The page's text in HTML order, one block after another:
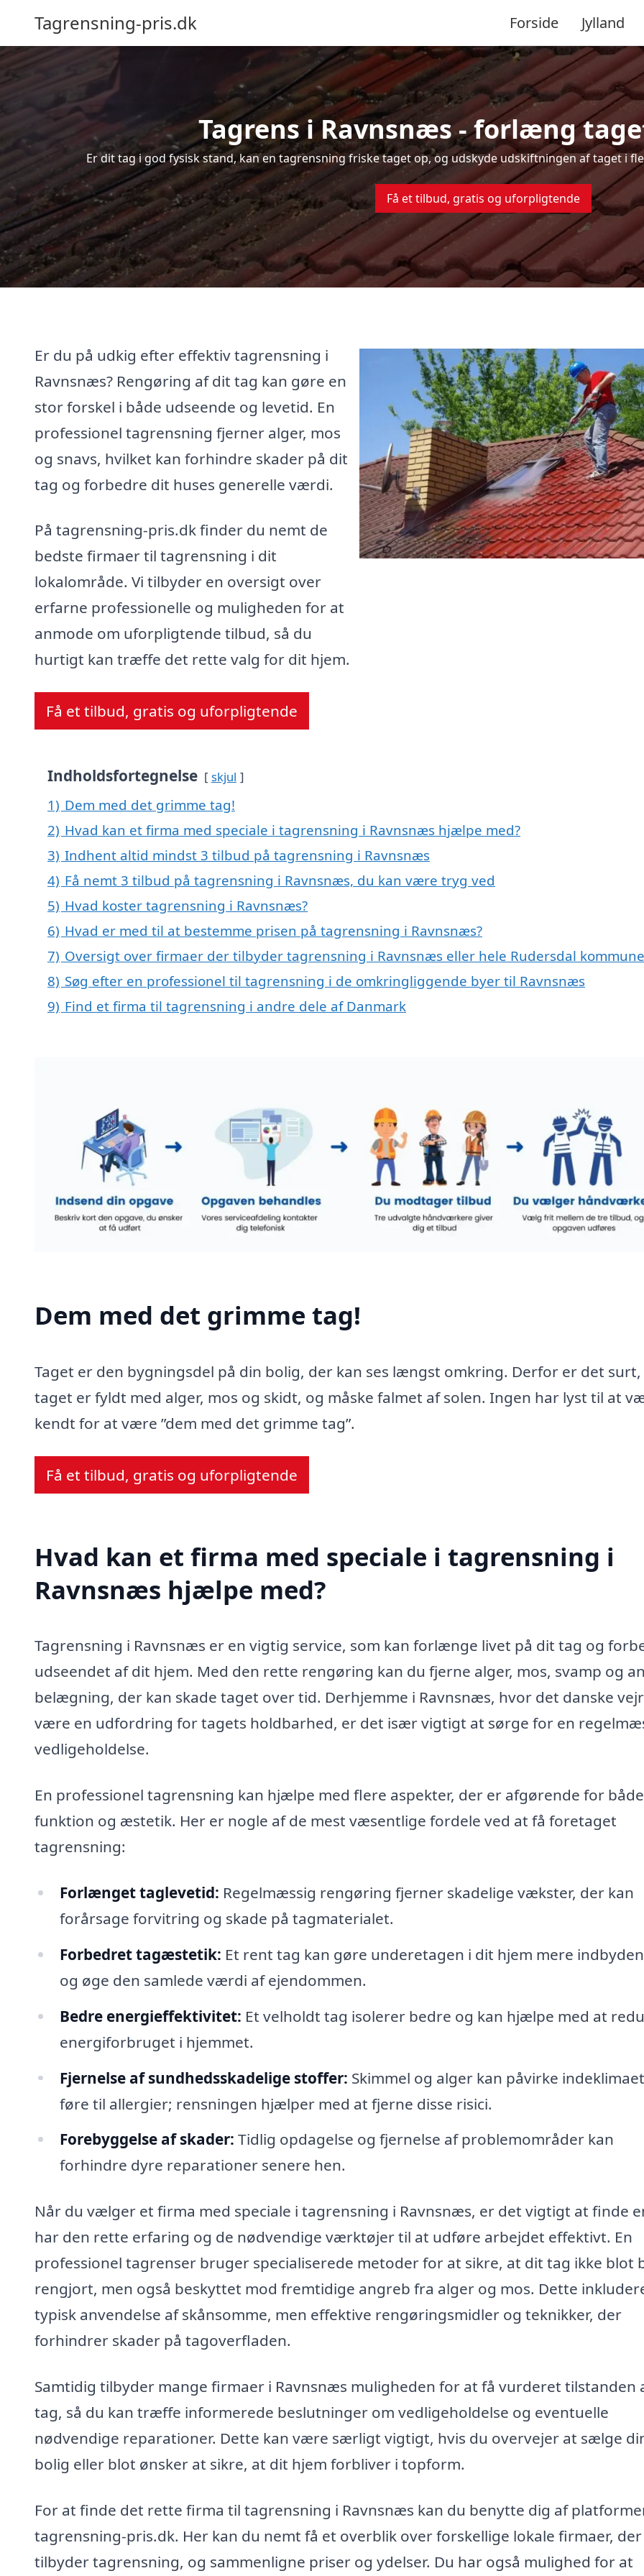
Tagrensning-pris.dk Forside Jylland
Tagrens i Ravnsnæs - forlæng
Er dit tag i god fysisk stand, kan en tagrensning friske taget op, og udskyde udskiftningen af taget i
Få et tilbud, gratis og uforpligtende
Er du på udkig efter effektiv tagrensning i
Ravnsnæs? Rengøring af dit tag kan gøre en
stor forskel i både udseende og levetid. En
professionel tagrensning fjerner alger, mos
og snavs, hvilket kan forhindre skader på dit
tag og forbedre dit huses generelle værdi.
På tagrensning-pris.dk finder du nemt de
bedste firmaer til tagrensning i dit
lokalområde. Vi tilbyder en oversigt over
erfarne professionelle og muligheden for at
anmode om uforpligtende tilbud, så du
hurtigt kan træffe det rette valg for dit hjem.
Få et tilbud, gratis og uforpligtende
Indholdsfortegnelse skjul
1) Dem med det grimme tag!
2) Hvad kan et firma med speciale i tagrensning i Ravnsnæs hjælpe med?
3) Indhent altid mindst 3 tilbud på tagrensning i Ravnsnæs
4) Få nemt 3 tilbud på tagrensning i Ravnsnæs, du kan være tryg ved
5) Hvad koster tagrensning i Ravnsnæs?
6) Hvad er med til at bestemme prisen på tagrensning i Ravnsnæs?
7) Oversigt over firmaer der tilbyder tagrensning i Ravnsnæs eller hele Rudersdal kommune
8) Søg efter en professionel til tagrensning i de omkringliggende byer til Ravnsnæs
9) Find et firma til tagrensning i andre dele af Danmark
Dem med det grimme tag!
Taget er den bygningsdel på din bolig, der kan ses længst omkring. Derfor er det
taget er fyldt med alger, mos og skidt, og måske falmet af solen. Ingen har lyst til at
kendt for at være ”dem med det grimme tag”.
Få et tilbud, gratis og uforpligtende
Hvad kan et firma med speciale i tagrensning i
Ravnsnæs hjælpe med?
Tagrensning i Ravnsnæs er en vigtig service, som kan forlænge livet på dit tag og
udseendet af dit hjem. Med den rette rengøring kan du fjerne alger, mos, svamp og
belægning, der kan skade taget over tid. Derhjemme i Ravnsnæs, hvor det danske
være en udfordring for tagets holdbarhed, er det især vigtigt at sørge for en
vedligeholdelse.
En professionel tagrensning kan hjælpe med flere aspekter, der er afgørende for både
funktion og æstetik. Her er nogle af de mest væsentlige fordele ved at få foretaget
tagrensning:
Forlænget taglevetid: Regelmæssig rengøring fjerner skadelige vækster, der kan
forårsage forvitring og skade på tagmaterialet.
Forbedret tagæstetik: Et rent tag kan gøre underetagen i dit hjem mere
og øge den samlede værdi af ejendommen.
Bedre energieffektivitet: Et velholdt tag isolerer bedre og kan hjælpe med at
energiforbruget i hjemmet.
Fjernelse af sundhedsskadelige stoffer: Skimmel og alger kan påvirke
føre til allergier; rensningen hjælper med at fjerne disse risici.
Forebyggelse af skader: Tidlig opdagelse og fjernelse af problemområder kan
forhindre dyre reparationer senere hen.
Når du vælger et firma med speciale i tagrensning i Ravnsnæs, er det vigtigt at finde
har den rette erfaring og de nødvendige værktøjer til at udføre arbejdet effektivt. En
professionel tagrenser bruger specialiserede metoder for at sikre, at dit tag ikke blot
rengjort, men også beskyttet mod fremtidige angreb fra alger og mos. Dette
typisk anvendelse af skånsomme, men effektive rengøringsmidler og teknikker, der
forhindrer skader på tagoverfladen.
Samtidig tilbyder mange firmaer i Ravnsnæs muligheden for at få vurderet tilstanden
tag, så du kan træffe informerede beslutninger om vedligeholdelse og eventuelle
nødvendige reparationer. Dette kan være særligt vigtigt, hvis du overvejer at sælge
bolig eller blot ønsker at sikre, at dit hjem forbliver i topform.
For at finde det rette firma til tagrensning i Ravnsnæs kan du benytte dig af
tagrensning-pris.dk. Her kan du nemt få et overblik over forskellige lokale firmaer, der
tilbyder tagrensning, og sammenligne priser og ydelser. Du har også mulighed for at